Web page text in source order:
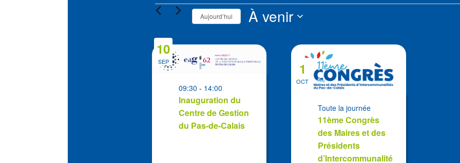
Évènements
Aujourd’hui À venir
la
List
events
Photo
SEP
10
Inauguration du
Centre de Gestion
du Pas-de-Calais
09:30 - 14:00
OCT
1
11ème Congrès
des Maires et des
Présidents
d’Intercommunalité
Toute la journée